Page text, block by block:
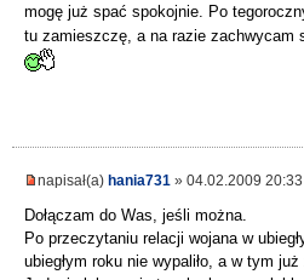
mogę już spać spokojnie. Po
tu zamieszczę, a na razie zachwycam
napisał(a) hania731 » 04.02.2009 20:33
Dołączam do Was, jeśli można.
Po przeczytaniu relacji wojana w
ubiegłym roku nie wypaliło, a w tym